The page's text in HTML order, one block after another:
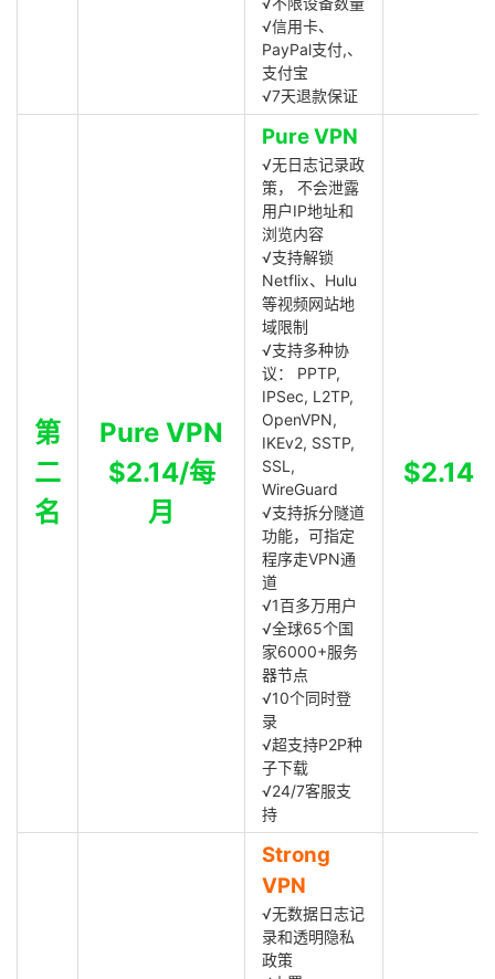
√信用卡、
PayPal支付,、
支付宝
√7天退款保证
第
二
名
Pure VPN
$2.14/每
月
Pure VPN
√无日志记录政
策， 不会泄露
用户IP地址和
浏览内容
√支持解锁
Netflix、Hulu
等视频网站地
域限制
√支持多种协
议： PPTP,
IPSec, L2TP,
OpenVPN,
IKEv2, SSTP,
SSL,
WireGuard
√支持拆分隧道
功能，可指定
程序走VPN通
道
√1百多万用户
√全球65个国
家6000+服务
器节点
√10个同时登
录
√超支持P2P种
子下载
√24/7客服支
持
$2.14
Strong
VPN
√无数据日志记
录和透明隐私
政策